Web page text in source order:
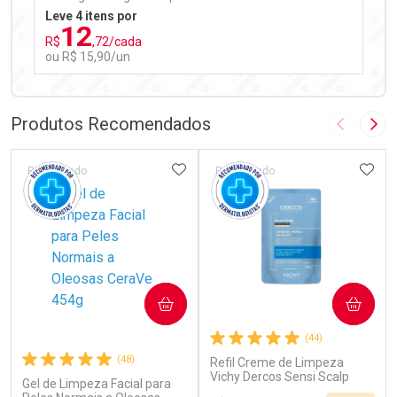
Leve 4 itens por
R$12,72/cada
ou R$ 15,90/un
Laboratório
Ativar Desconto
Por R$ 15,90/cada
Por Menos
Por R$ 15,90/cada
Produtos Recomendados Imagem
(48)
Gel de Limpeza Facial para
Patrocinado ADICIONAR AOS FAVORITOS
COMPRAR
(44)
Refil Creme de Limpeza
Vichy Dercos Sensi Scalp
Patrocinado
COMPRAR